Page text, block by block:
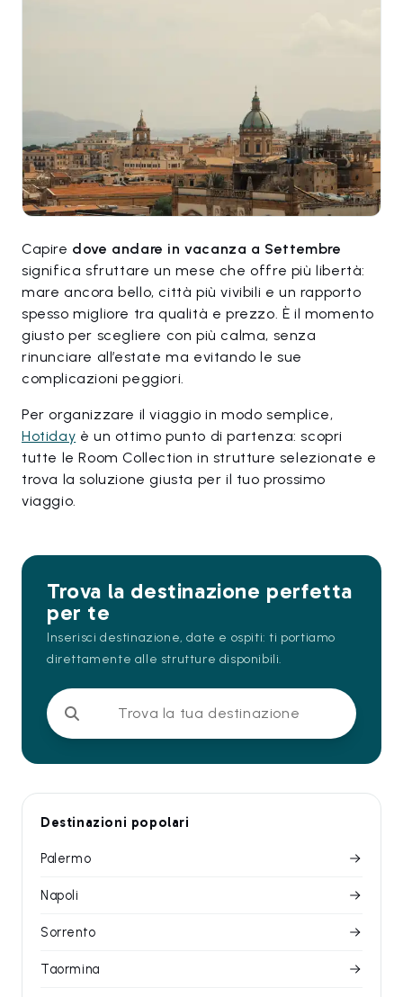
Capire dove andare in vacanza a Settembre
significa sfruttare un mese che offre più libertà:
mare ancora bello, città più vivibili e un rapporto
spesso migliore tra qualità e prezzo. È il momento
giusto per scegliere con più calma, senza
rinunciare all’estate ma evitando le sue
complicazioni peggiori.
Per organizzare il viaggio in modo semplice,
Hotiday è un ottimo punto di partenza: scopri
tutte le Room Collection in strutture selezionate e
trova la soluzione giusta per il tuo prossimo
viaggio.
Trova la destinazione perfetta
per te
Inserisci destinazione, date e ospiti: ti portiamo
direttamente alle strutture disponibili.
Trova la tua destinazione
Destinazioni popolari
Palermo
Napoli
Sorrento
Taormina